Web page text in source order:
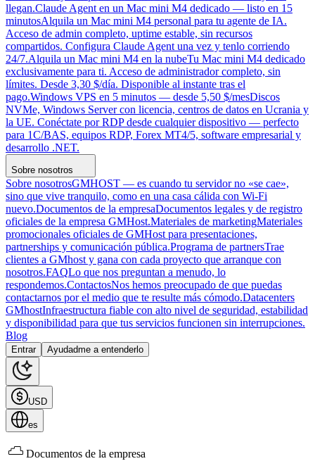
llegan.Claude Agent en un Mac mini M4 dedicado — listo en 15
minutosAlquila un Mac mini M4 personal para tu agente de IA.
Acceso de admin completo, uptime estable, sin recursos
compartidos. Configura Claude Agent una vez y tenlo corriendo
24/7.Alquila un Mac mini M4 en la nubeTu Mac mini M4 dedicado
exclusivamente para ti. Acceso de administrador completo, sin
límites. Desde 3,30 $/día. Disponible al instante tras el
pago.Windows VPS en 5 minutos — desde 5,50 $/mesDiscos
NVMe, Windows Server con licencia, centros de datos en Ucrania y
la UE. Conéctate por RDP desde cualquier dispositivo — perfecto
para 1C/BAS, equipos RDP, Forex MT4/5, software empresarial y
desarrollo .NET.
Sobre nosotros
Sobre nosotrosGMHOST — es cuando tu servidor no «se cae»,
sino que vive tranquilo, como en una casa cálida con Wi-Fi
nuevo.Documentos de la empresaDocumentos legales y de registro
oficiales de la empresa GMHost.Materiales de marketingMateriales
promocionales oficiales de GMHost para presentaciones,
partnerships y comunicación pública.Programa de partnersTrae
clientes a GMhost y gana con cada proyecto que arranque con
nosotros.FAQLo que nos preguntan a menudo, lo
respondemos.ContactosNos hemos preocupado de que puedas
contactarnos por el medio que te resulte más cómodo.Datacenters
GMhostInfraestructura fiable con alto nivel de seguridad, estabilidad
y disponibilidad para que tus servicios funcionen sin interrupciones.
Blog
Entrar Ayudadme a entenderlo
USD
es
Documentos de la empresa